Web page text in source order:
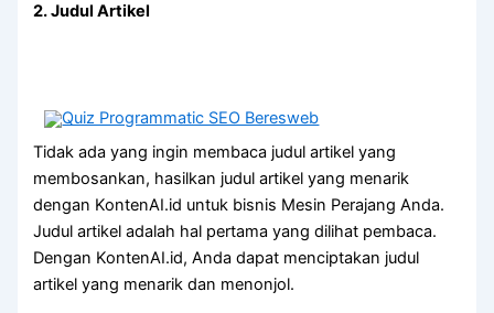
2. Judul Artikel
Tidak ada yang ingin membaca judul artikel yang
membosankan, hasilkan judul artikel yang menarik
dengan KontenAI.id untuk bisnis Mesin Perajang Anda.
Judul artikel adalah hal pertama yang dilihat pembaca.
Dengan KontenAI.id, Anda dapat menciptakan judul
artikel yang menarik dan menonjol.